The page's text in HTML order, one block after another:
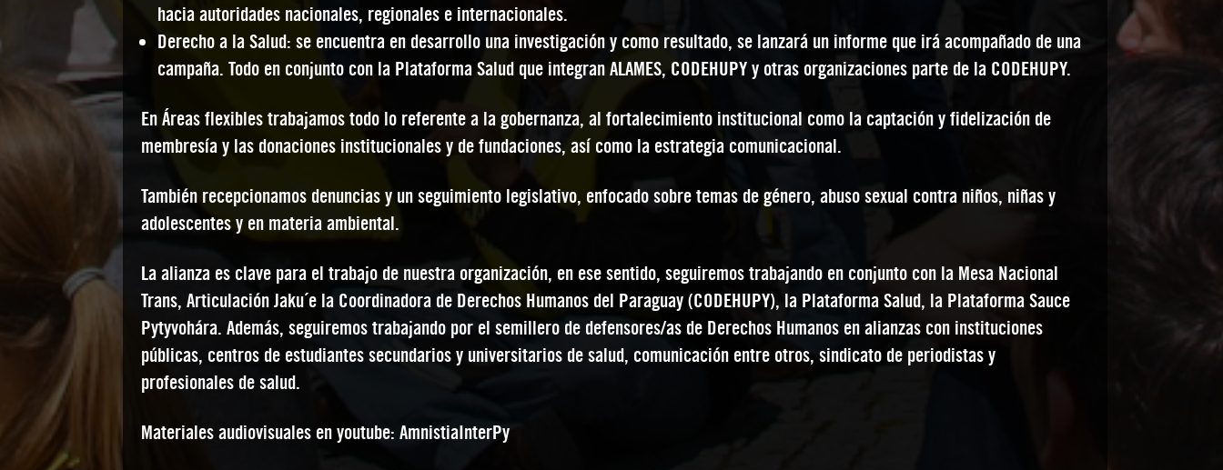
hacia autoridades nacionales, regionales e internacionales.
Derecho a la Salud: se encuentra en desarrollo una investigación y como resultado, se lanzará un informe que irá acompañado de una
campaña. Todo en conjunto con la Plataforma Salud que integran ALAMES, CODEHUPY y otras organizaciones parte de la CODEHUPY.
En Áreas flexibles trabajamos todo lo referente a la gobernanza, al fortalecimiento institucional como la captación y fidelización de
membresía y las donaciones institucionales y de fundaciones, así como la estrategia comunicacional.
También recepcionamos denuncias y un seguimiento legislativo, enfocado sobre temas de género, abuso sexual contra niños, niñas y
adolescentes y en materia ambiental.
La alianza es clave para el trabajo de nuestra organización, en ese sentido, seguiremos trabajando en conjunto con la Mesa Nacional
Trans, Articulación Jaku´e la Coordinadora de Derechos Humanos del Paraguay (CODEHUPY), la Plataforma Salud, la Plataforma Sauce
Pytyvohára. Además, seguiremos trabajando por el semillero de defensores/as de Derechos Humanos en alianzas con instituciones
públicas, centros de estudiantes secundarios y universitarios de salud, comunicación entre otros, sindicato de periodistas y
profesionales de salud.
Materiales audiovisuales en youtube: AmnistiaInterPy